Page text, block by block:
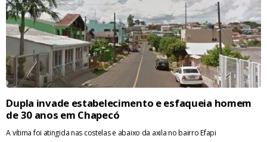
Dupla invade estabelecimento e esfaqueia homem
de 30 anos em Chapecó
A vítima foi atingida nas costelas e abaixo da axila no bairro Efapi